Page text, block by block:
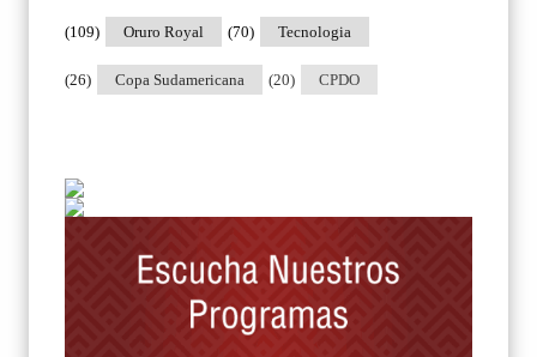
Oruro Royal
(109) Tecnologia
(70)
Copa Sudamericana
(26) CPDO
(20)